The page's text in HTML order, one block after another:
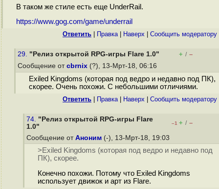
В таком же стиле есть еще UnderRail.
https://www.gog.com/game/underrail
Ответить Правка| Наверх Cообщить модератору
29. "Релиз открытой RPG-игры Flare 1.0" + / –
Сообщение от cbrnix (?), 13-Мрт-18, 06:16
Exiled Kingdoms (которая под ведро и недавно под ПК),
скорее. Очень похожи. С небольшими отличиями.
Ответить Правка| Наверх Cообщить модератору
74. "Релиз открытой RPG-игры Flare
1.0"
–1 + / –
Сообщение от Аноним (-), 13-Мрт-18, 19:03
>Exiled Kingdoms (которая под ведро и недавно под
ПК), скорее.
Конечно похожи. Потому что Exiled Kingdoms
использует движок и арт из Flare.